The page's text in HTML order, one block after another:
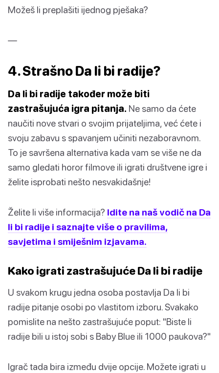
Možeš li preplašiti ijednog pješaka?
—
4. Strašno Da li bi radije?
Da li bi radije također može biti
zastrašujuća igra pitanja. Ne samo da ćete
naučiti nove stvari o svojim prijateljima, već ćete i
svoju zabavu s spavanjem učiniti nezaboravnom.
To je savršena alternativa kada vam se više ne da
samo gledati horor filmove ili igrati društvene igre i
želite isprobati nešto nesvakidašnje!
Želite li više informacija? Idite na naš vodič na Da
li bi radije i saznajte više o pravilima,
savjetima i smiješnim izjavama.
Kako igrati zastrašujuće Da li bi radije
U svakom krugu jedna osoba postavlja Da li bi
radije pitanje osobi po vlastitom izboru. Svakako
pomislite na nešto zastrašujuće poput: "Biste li
radije bili u istoj sobi s Baby Blue ili 1000 paukova?"
Igrač tada bira između dvije opcije. Možete igrati u